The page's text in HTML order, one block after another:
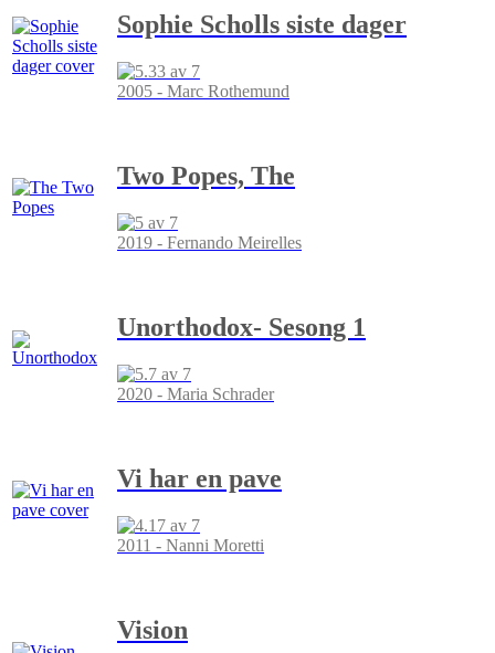
Sophie Scholls siste dager
2005 - Marc Rothemund
Two Popes, The
2019 - Fernando Meirelles
Unorthodox- Sesong 1
2020 - Maria Schrader
Vi har en pave
2011 - Nanni Moretti
Vision